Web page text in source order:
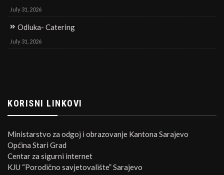
July 31, 2026
Odluka- Catering
July 31, 2026
KORISNI LINKOVI
Ministarstvo za odgoj i obrazovanje Kantona Sarajevo
Općina Stari Grad
Centar za sigurni internet
KJU “Porodično savjetovalište” Sarajevo